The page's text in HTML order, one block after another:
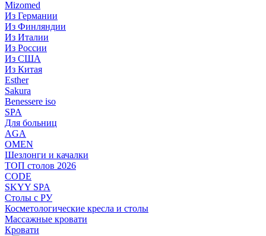
Mizomed
Из Германии
Из Финляндии
Из Италии
Из России
Из США
Из Китая
Esther
Sakura
Benessere iso
SPA
Для больниц
AGA
OMEN
Шезлонги и качалки
ТОП столов 2026
CODE
SKYY SPA
Столы с РУ
Косметологические кресла и столы
Массажные кровати
Кровати